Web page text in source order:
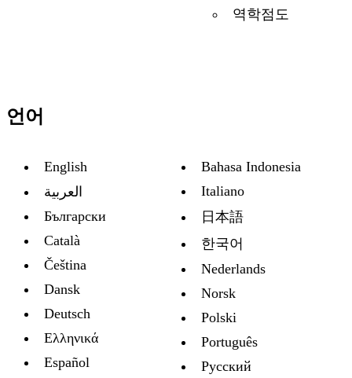
역학점도
언어
English
العربية
Български
Català
Čeština
Dansk
Deutsch
Ελληνικά
Español
Bahasa Indonesia
Italiano
日本語
한국어
Nederlands
Norsk
Polski
Português
Русский